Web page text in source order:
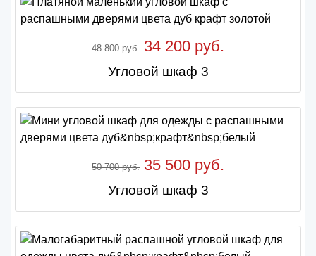
48 800 руб. 34 200 руб.
Угловой шкаф 3
50 700 руб. 35 500 руб.
Угловой шкаф 3